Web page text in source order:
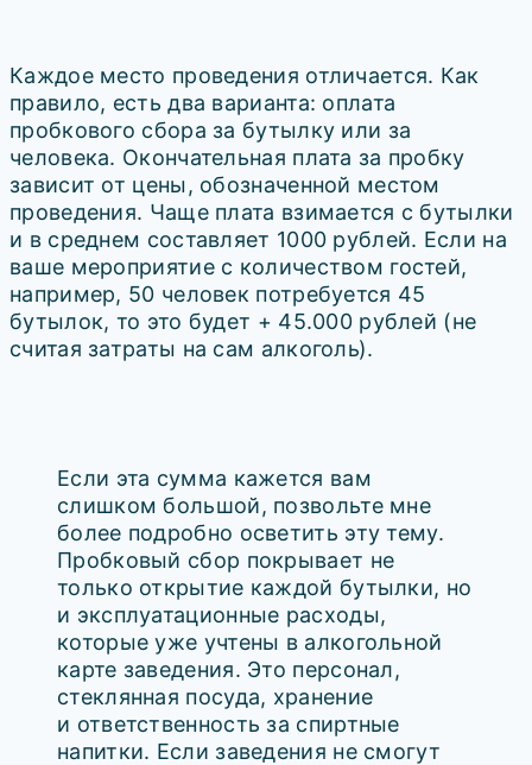
Каждое место проведения отличается. Как
правило, есть два варианта: оплата
пробкового сбора за бутылку или за
человека. Окончательная плата за пробку
зависит от цены, обозначенной местом
проведения. Чаще плата взимается с бутылки
и в среднем составляет 1000 рублей. Если на
ваше мероприятие с количеством гостей,
например, 50 человек потребуется 45
бутылок, то это будет + 45.000 рублей (не
считая затраты на сам алкоголь).
Если эта сумма кажется вам
слишком большой, позвольте мне
более подробно осветить эту тему.
Пробковый сбор покрывает не
только открытие каждой бутылки, но
и эксплуатационные расходы,
которые уже учтены в алкогольной
карте заведения. Это персонал,
стеклянная посуда, хранение
и ответственность за спиртные
напитки. Если заведения не смогут